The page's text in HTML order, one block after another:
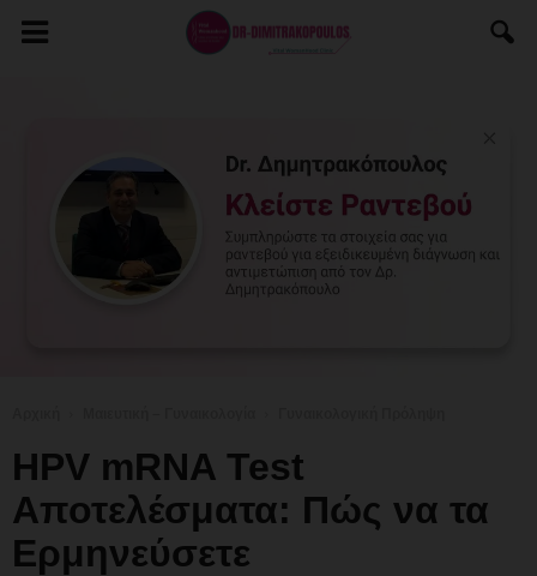
HPV mRNA Test
Αποτελέσματα: Πώς να τα
Ερμηνεύσετε